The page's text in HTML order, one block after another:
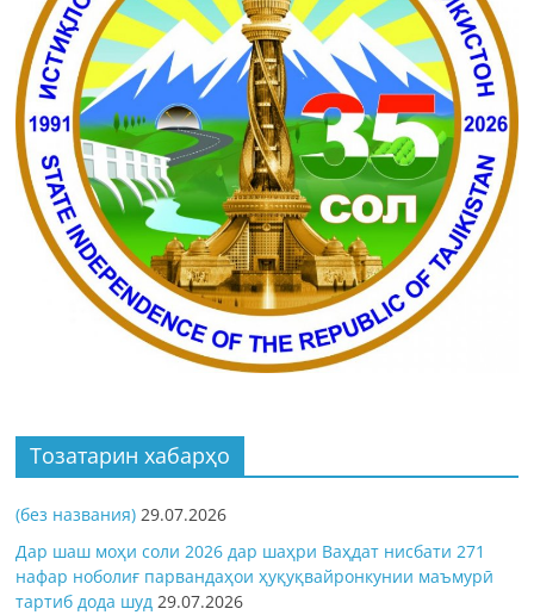
Тозатарин хабарҳо
(без названия) 29.07.2026
Дар шаш моҳи соли 2026 дар шаҳри Ваҳдат нисбати 271
нафар ноболиғ парвандаҳои ҳуқуқвайронкунии маъмурӣ
тартиб дода шуд 29.07.2026